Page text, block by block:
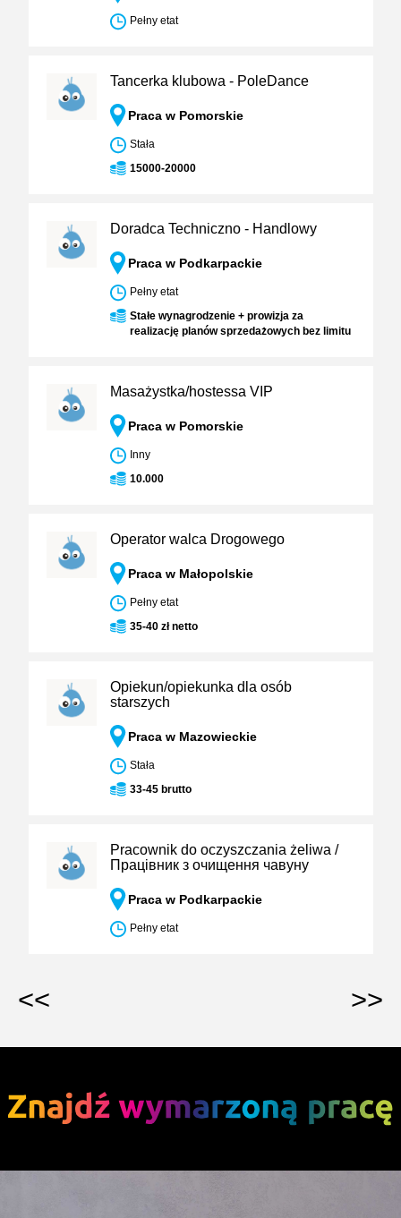
Pełny etat
Tancerka klubowa - PoleDance
Praca w Pomorskie
Stała
15000-20000
Doradca Techniczno - Handlowy
Praca w Podkarpackie
Pełny etat
Stałe wynagrodzenie + prowizja za
realizację planów sprzedażowych bez limitu
Masażystka/hostessa VIP
Praca w Pomorskie
Inny
10.000
Operator walca Drogowego
Praca w Małopolskie
Pełny etat
35-40 zł netto
Opiekun/opiekunka dla osób
starszych
Praca w Mazowieckie
Stała
33-45 brutto
Pracownik do oczyszczania żeliwa /
Працівник з очищення чавуну
Praca w Podkarpackie
Pełny etat
<< >>